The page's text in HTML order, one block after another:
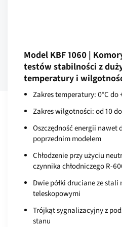
Model KBF 1060 |
testów stabilności z
temperatury i
Zakres temperatury: 0°C do
Zakres wilgotności: od 10
Oszczędność energii nawet
poprzednim modelem
Chłodzenie przy użyciu
czynnika chłodniczego R-
Dwie półki druciane ze stali
teleskopowymi
Trójkąt sygnalizacyjny z
stanu